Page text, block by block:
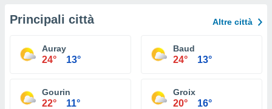
Principali città Altre città
Auray
24° 13°
Baud
24° 13°
Gourin
22° 11°
Groix
20° 16°